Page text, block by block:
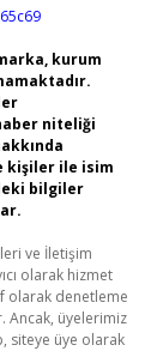
kurum
niteliği
kişiler ile isim
bilgiler
ve İletişim
olarak hizmet
olarak denetleme
Ancak, üyelerimiz
siteye üye olarak